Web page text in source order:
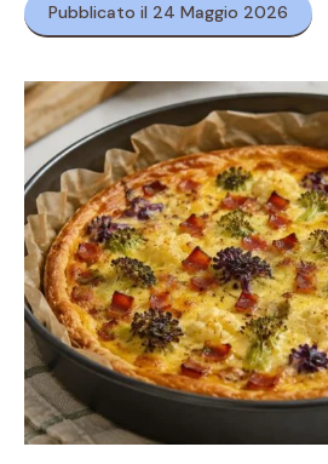
Pubblicato il 24 Maggio 2026